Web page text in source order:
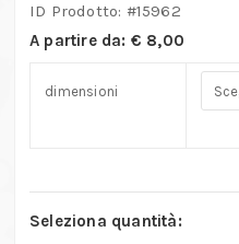
ID Prodotto: #15962
A partire da: € 8,00
dimensioni
Seleziona quantità: